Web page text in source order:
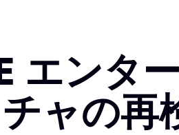
エンタ
ャの再